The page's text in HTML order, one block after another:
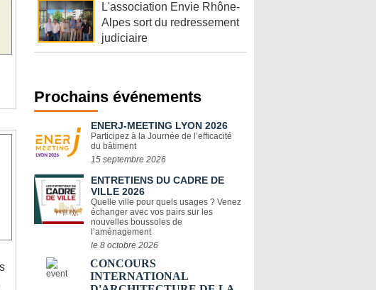
L'association Envie Rhône-
Alpes sort du redressement
judiciaire
Prochains événements
ENERJ-MEETING LYON 2026
Participez à la Journée de l’efficacité
du bâtiment
15 septembre 2026
ENTRETIENS DU CADRE DE
VILLE 2026
Quelle ville pour quels usages ? Venez
échanger avec vos pairs sur les
nouvelles boussoles de
l’aménagement
le 8 octobre 2026
CONCOURS
INTERNATIONAL